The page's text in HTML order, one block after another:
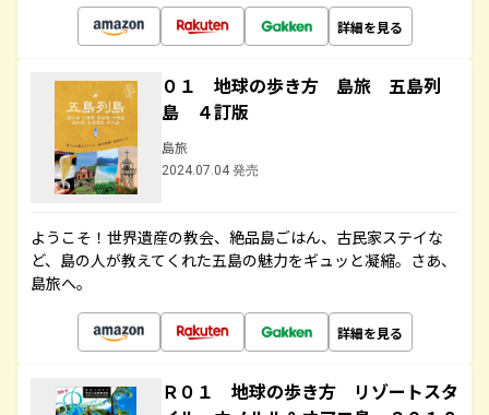
詳細を見る
０１ 地球の歩き方 島旅 五島列
島 ４訂版
島旅
2024.07.04 発売
ようこそ！世界遺産の教会、絶品島ごはん、古民家ステイな
ど、島の人が教えてくれた五島の魅力をギュッと凝縮。さあ、
島旅へ。
詳細を見る
Ｒ０１ 地球の歩き方 リゾートスタ